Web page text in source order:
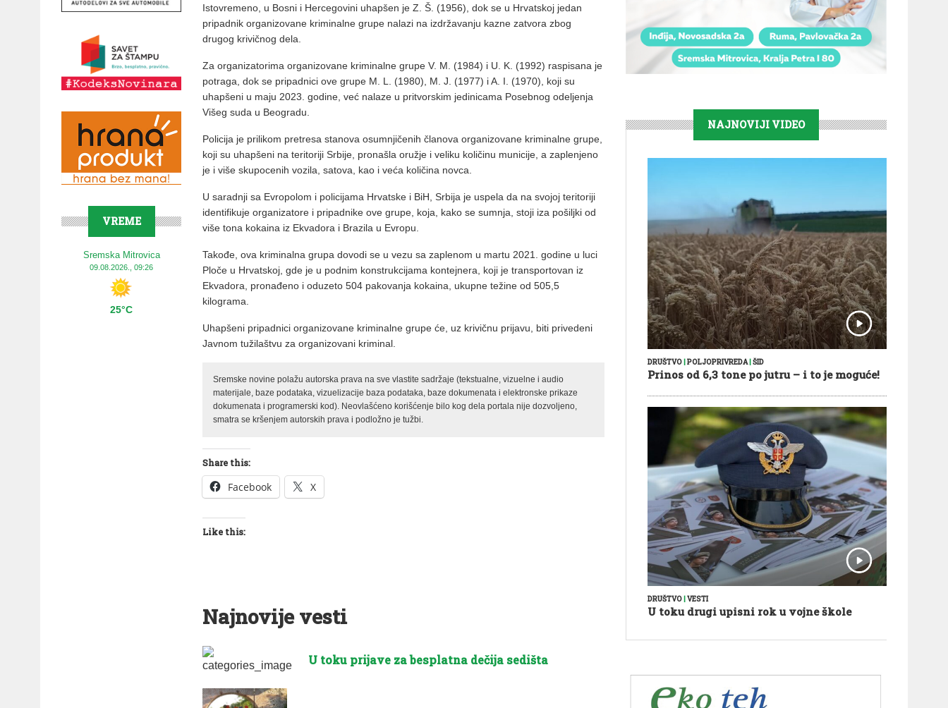
VREME
Sremska Mitrovica
09.08.2026., 09:26
25°C
Istovremeno, u Bosni i Hercegovini uhapšen je Z. Š. (1956), dok se u Hrvatskoj jedan
pripadnik organizovane kriminalne grupe nalazi na izdržavanju kazne zatvora zbog
drugog krivičnog dela.
Za organizatorima organizovane kriminalne grupe V. M. (1984) i U. K. (1992) raspisana je
potraga, dok se pripadnici ove grupe M. L. (1980), M. J. (1977) i A. I. (1970), koji su
uhapšeni u maju 2023. godine, već nalaze u pritvorskim jedinicama Posebnog odeljenja
Višeg suda u Beogradu.
Policija je prilikom pretresa stanova osumnjičenih članova organizovane kriminalne grupe,
koji su uhapšeni na teritoriji Srbije, pronašla oružje i veliku količinu municije, a zaplenjeno
je i više skupocenih vozila, satova, kao i veća količina novca.
U saradnji sa Evropolom i policijama Hrvatske i BiH, Srbija je uspela da na svojoj teritoriji
identifikuje organizatore i pripadnike ove grupe, koja, kako se sumnja, stoji iza pošiljki od
više tona kokaina iz Ekvadora i Brazila u Evropu.
Takođe, ova kriminalna grupa dovodi se u vezu sa zaplenom u martu 2021. godine u luci
Ploče u Hrvatskoj, gde je u podnim konstrukcijama kontejnera, koji je transportovan iz
Ekvadora, pronađeno i oduzeto 504 pakovanja kokaina, ukupne težine od 505,5
kilograma.
Uhapšeni pripadnici organizovane kriminalne grupe će, uz krivičnu prijavu, biti privedeni
Javnom tužilaštvu za organizovani kriminal.
Sremske novine polažu autorska prava na sve vlastite sadržaje (tekstualne, vizuelne i audio
materijale, baze podataka, vizuelizacije baza podataka, baze dokumenata i elektronske prikaze
dokumenata i programerski kod). Neovlašćeno korišćenje bilo kog dela portala nije dozvoljeno,
smatra se kršenjem autorskih prava i podložno je tužbi.
Share this:
Facebook X
Like this:
Najnovije vesti
U toku prijave za besplatna dečija sedišta
NAJNOVIJI VIDEO
DRUŠTVO|POLJOPRIVREDA|ŠID
Prinos od 6,3 tone po jutru – i to je moguće!
DRUŠTVO VESTI
U toku drugi upisni rok u vojne škole